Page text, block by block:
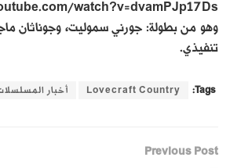
watch?v=dvamPJp17Ds
وهو من بطولة: جورني سموليت، وجوناثان
تنفيذي.
Tags:
Lovecraft Country أخبار
Previous Post